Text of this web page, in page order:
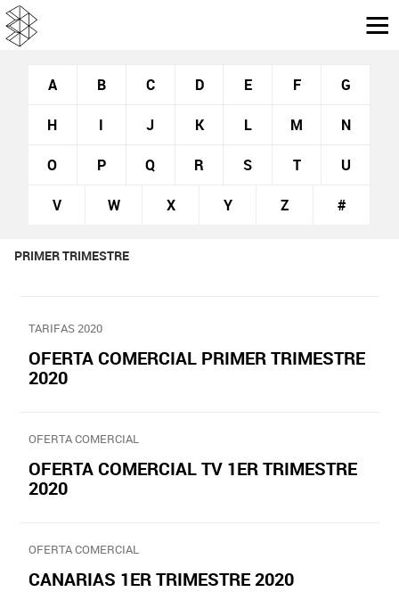
A B C D E F G
H I J K L M N
O P Q R S T U
V W X Y Z #
PRIMER TRIMESTRE
TARIFAS 2020
OFERTA COMERCIAL PRIMER TRIMESTRE
2020
OFERTA COMERCIAL
OFERTA COMERCIAL TV 1ER TRIMESTRE
2020
OFERTA COMERCIAL
CANARIAS 1ER TRIMESTRE 2020